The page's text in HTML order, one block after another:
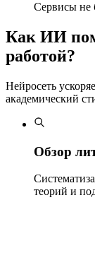
Сервисы не
Как ИИ
работой?
Нейросеть
академический
Обзор
теорий и